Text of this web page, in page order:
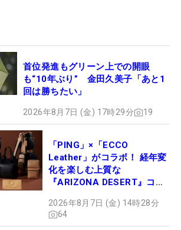
首位発進もグリーン上での開眼
も“10年ぶり” 金田久美子「あと1
回は勝ちたい」
2026年8月7日 (金) 17時29分 19
「PING」×「ECCO
Leather」がコラボ！ 経年変
化を楽しむ上質な
『ARIZONA DESERT』コレ
ュー
2026年8月7日 (金) 14時28分
64